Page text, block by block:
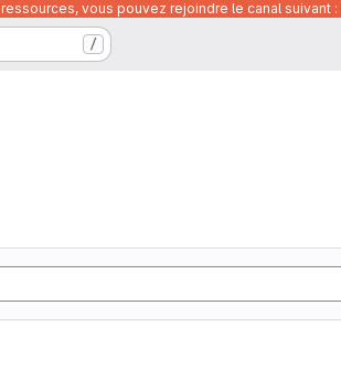
vous pouvez rejoindre le canal suivant :
/